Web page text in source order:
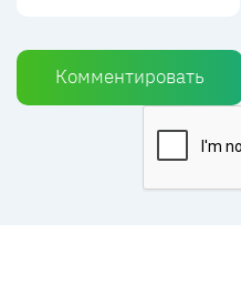
Комментировать